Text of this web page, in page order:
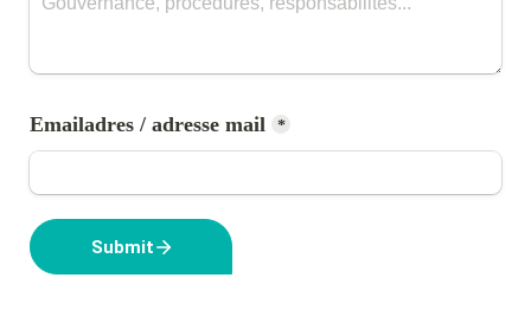
Emailadres / adresse mail *
Submit